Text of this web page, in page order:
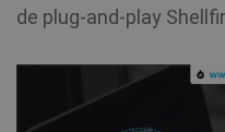
de plug‑and‑play